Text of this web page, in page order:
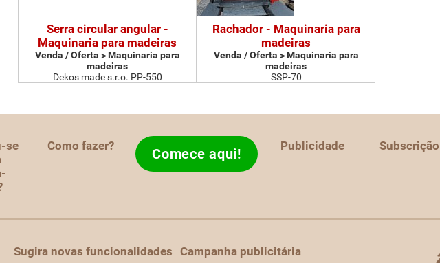
Serra circular angular -
Maquinaria para madeiras
Venda / Oferta > Maquinaria para
madeiras
Dekos made s.r.o. PP-550
Rachador - Maquinaria para
madeiras
Venda / Oferta > Maquinaria para
madeiras
SSP-70
se
Como fazer? Comece aqui! Publicidade Subscrição
Sugira novas funcionalidades Campanha publicitária